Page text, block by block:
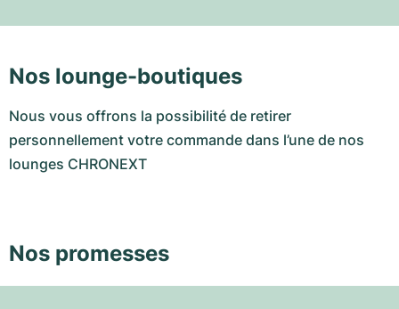
Nos lounge-boutiques
Nous vous offrons la possibilité de retirer
personnellement votre commande dans l’une de nos
lounges CHRONEXT
Nos promesses